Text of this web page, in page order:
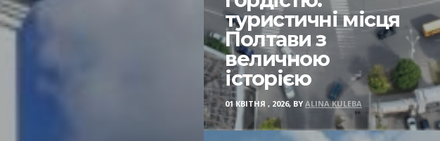
туристичні місця
Полтави з
величною
історією
01 КВІТНЯ , 2026, BY ALINA KULEBA